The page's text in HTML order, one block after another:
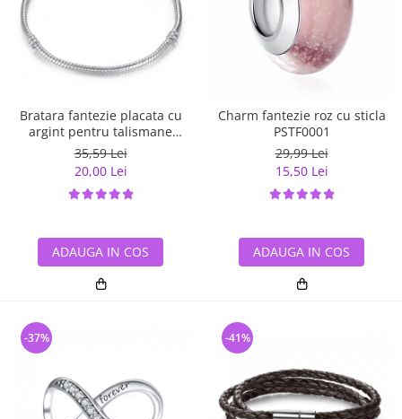
Bratara fantezie placata cu
argint pentru talismane
BST0002
35,59 Lei
20,00 Lei
ADAUGA IN COS
Charm fantezie roz cu sticla
PSTF0001
29,99 Lei
15,50 Lei
ADAUGA IN COS
-37% -41%